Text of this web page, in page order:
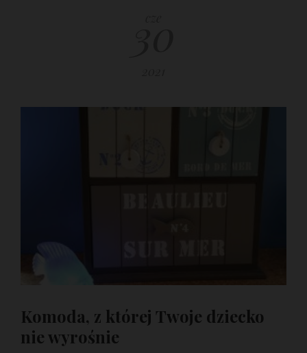
Komoda, z której Twoje dziecko
nie wyrośnie